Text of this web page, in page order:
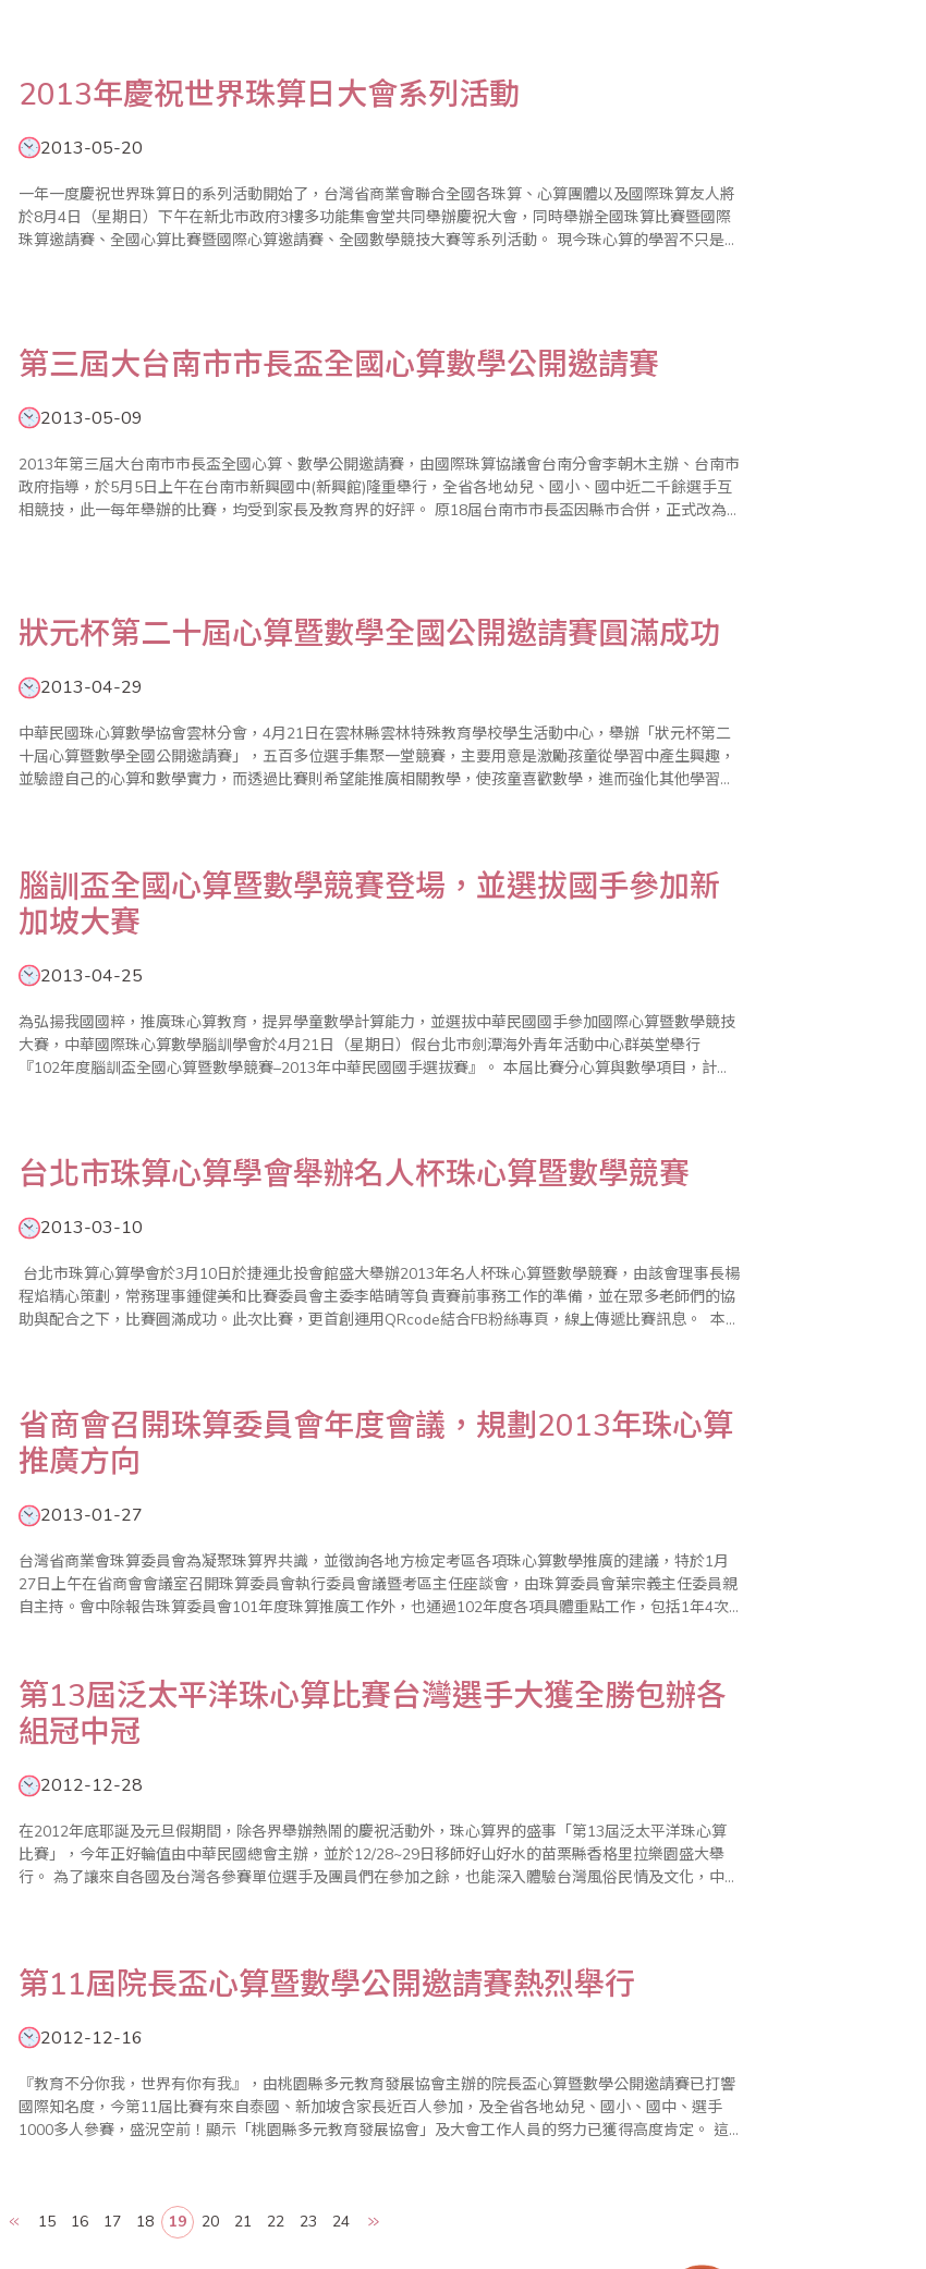
2013年慶祝世界珠算日大會系列活動
2013-05-20
一年一度慶祝世界珠算日的系列活動開始了，台灣省商業會聯合全國各珠算、心算團體以及國際珠算友人將
於8月4日（星期日）下午在新北市政府3樓多功能集會堂共同舉辦慶祝大會，同時舉辦全國珠算比賽暨國際
珠算邀請賽、全國心算比賽暨國際心算邀請賽、全國數學競技大賽等系列活動。 現今珠心算的學習不只是開
第三屆大台南市市長盃全國心算數學公開邀請賽
2013-05-09
2013年第三屆大台南市市長盃全國心算、數學公開邀請賽，由國際珠算協議會台南分會李朝木主辦、台南市
政府指導，於5月5日上午在台南市新興國中(新興館)隆重舉行，全省各地幼兒、國小、國中近二千餘選手互
相競技，此一每年舉辦的比賽，均受到家長及教育界的好評。 原18屆台南市市長盃因縣市合併，正式改為
狀元杯第二十屆心算暨數學全國公開邀請賽圓滿成功
2013-04-29
中華民國珠心算數學協會雲林分會，4月21日在雲林縣雲林特殊教育學校學生活動中心，舉辦「狀元杯第二
十屆心算暨數學全國公開邀請賽」，五百多位選手集聚一堂競賽，主要用意是激勵孩童從學習中產生興趣，
並驗證自己的心算和數學實力，而透過比賽則希望能推廣相關教學，使孩童喜歡數學，進而強化其他學習與
腦訓盃全國心算暨數學競賽登場，並選拔國手參加新
加坡大賽
2013-04-25
為弘揚我國國粹，推廣珠心算教育，提昇學童數學計算能力，並選拔中華民國國手參加國際心算暨數學競技
大賽，中華國際珠心算數學腦訓學會於4月21日（星期日）假台北市劍潭海外青年活動中心群英堂舉行
『102年度腦訓盃全國心算暨數學競賽–2013年中華民國國手選拔賽』。 本屆比賽分心算與數學項目，計有
台北市珠算心算學會舉辦名人杯珠心算暨數學競賽
2013-03-10
台北市珠算心算學會於3月10日於捷運北投會館盛大舉辦2013年名人杯珠心算暨數學競賽，由該會理事長楊
程焰精心策劃，常務理事鍾健美和比賽委員會主委李皓晴等負責賽前事務工作的準備，並在眾多老師們的協
助與配合之下，比賽圓滿成功。此次比賽，更首創運用QRcode結合FB粉絲專頁，線上傳遞比賽訊息。 本
省商會召開珠算委員會年度會議，規劃2013年珠心算
推廣方向
2013-01-27
台灣省商業會珠算委員會為凝聚珠算界共識，並徵詢各地方檢定考區各項珠心算數學推廣的建議，特於1月
27日上午在省商會會議室召開珠算委員會執行委員會議暨考區主任座談會，由珠算委員會葉宗義主任委員親
自主持。會中除報告珠算委員會101年度珠算推廣工作外，也通過102年度各項具體重點工作，包括1年4次
第13屆泛太平洋珠心算比賽台灣選手大獲全勝包辦各
組冠中冠
2012-12-28
在2012年底耶誕及元旦假期間，除各界舉辦熱鬧的慶祝活動外，珠心算界的盛事「第13屆泛太平洋珠心算
比賽」，今年正好輪值由中華民國總會主辦，並於12/28~29日移師好山好水的苗栗縣香格里拉樂園盛大舉
行。 為了讓來自各國及台灣各參賽單位選手及團員們在參加之餘，也能深入體驗台灣風俗民情及文化，中華
第11屆院長盃心算暨數學公開邀請賽熱烈舉行
2012-12-16
『教育不分你我，世界有你有我』，由桃園縣多元教育發展協會主辦的院長盃心算暨數學公開邀請賽已打響
國際知名度，今第11屆比賽有來自泰國、新加坡含家長近百人參加，及全省各地幼兒、國小、國中、選手
1000多人參賽，盛況空前！顯示「桃園縣多元教育發展協會」及大會工作人員的努力已獲得高度肯定。 這
15 16 17 18 19 20 21 22 23 24